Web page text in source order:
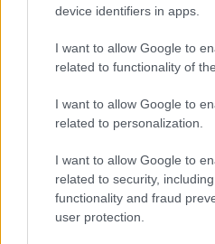
device identifiers in apps.
I want to allow Google to
related to functionality of
I want to allow Google to
related to personalization.
I want to allow Google to
related to security,
functionality and fraud
user protection.
Hackers de Corea del Norte
en una campaña global de robo
Diego Martín · 8 Ago 2026